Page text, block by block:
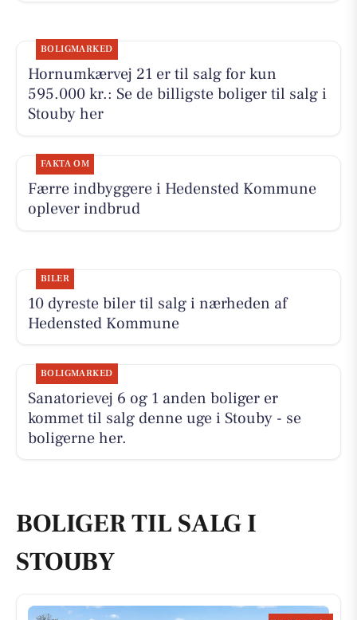
BOLIGMARKED
Hornumkærvej 21 er til salg for kun
595.000 kr.: Se de billigste boliger til salg i
Stouby her
FAKTA OM
Færre indbyggere i Hedensted Kommune
oplever indbrud
BILER
10 dyreste biler til salg i nærheden af
Hedensted Kommune
BOLIGMARKED
Sanatorievej 6 og 1 anden boliger er
kommet til salg denne uge i Stouby - se
boligerne her.
BOLIGER TIL SALG I
STOUBY